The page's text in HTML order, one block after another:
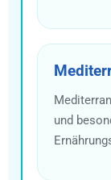
und